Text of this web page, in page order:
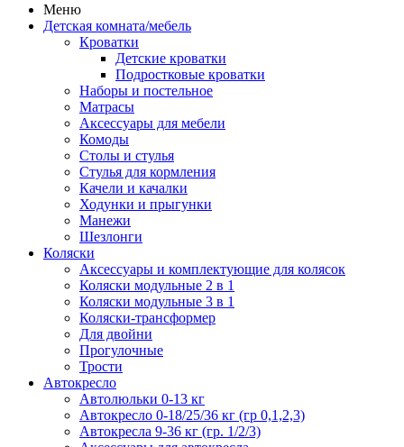
Меню
Детская комната/мебель
Кроватки
Детские кроватки
Подростковые кроватки
Наборы и постельное
Матрасы
Аксессуары для мебели
Комоды
Столы и стулья
Стулья для кормления
Качели и качалки
Ходунки и прыгунки
Манежи
Шезлонги
Коляски
Аксессуары и комплектующие для колясок
Коляски модульные 2 в 1
Коляски модульные 3 в 1
Коляски-трансформер
Для двойни
Прогулочные
Трости
Автокресло
Автолюльки 0-13 кг
Автокресло 0-18/25/36 кг (гр 0,1,2,3)
Автокресла 9-36 кг (гр. 1/2/3)